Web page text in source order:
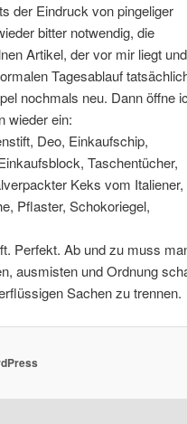
der Eindruck von pingeliger
bitter notwendig, die
Artikel, der vor mir liegt und
Tagesablauf
nochmals neu. Dann öffne
wieder ein:
Deo, Einkaufschip,
Taschentücher,
Keks vom Italiener,
Pflaster, Schokoriegel,
Perfekt. Ab und zu muss
ausmisten und Ordnung
Sachen zu trennen.